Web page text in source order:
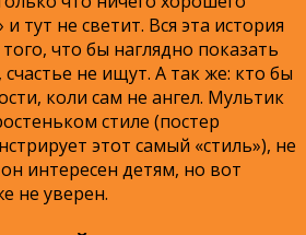
тут не светит. Вся эта история
что бы наглядно показать
счастье не ищут. А так же: кто бы
коли сам не ангел. Мультик
стиле (постер
этот самый «стиль»), не
интересен детям, но вот
не уверен.